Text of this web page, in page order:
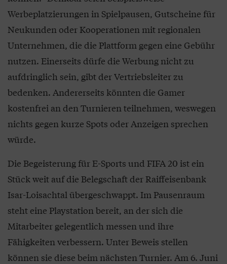
Werbeplatzierungen in Spielpausen, Gutscheine für
Neukunden oder Kooperationen mit regionalen
Unternehmen, die die Plattform gegen eine Gebühr
nutzen. Einerseits dürfe die Werbung nicht zu
aufdringlich sein, gibt der Vertriebsleiter zu
bedenken. Andererseits könnten die Gamer
kostenfrei an den Turnieren teilnehmen, weswegen
nichts gegen kurze Spots oder Anzeigen sprechen
würde.
Die Begeisterung für E-Sports und FIFA 20 ist ein
Stück weit auf die Belegschaft der Raiffeisenbank
Isar-Loisachtal übergeschwappt. Im Pausenraum
steht eine Playstation bereit, an der sich die
Mitarbeiter gelegentlich messen und ihre
Fähigkeiten verbessern. Unter Beweis stellen
können sie diese beim nächsten Turnier. Am 6. Juni